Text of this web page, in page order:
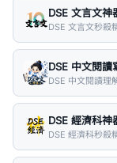
DSE 文言文神
DSE 文言文秒殺
DSE 中文閱讀
DSE 中文閱讀理
DSE 經濟科神
DSE 經濟科秒殺